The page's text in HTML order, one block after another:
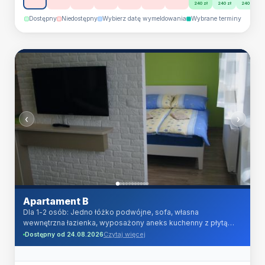
suszarka do włosów.
240 zł 240 zł 240 zł
Dostępny Niedostępny Wybierz datę wymeldowania Wybrane terminy
‹ ›
Apartament B
Dla 1-2 osób: Jedno łóżko podwójne, sofa, własna
wewnętrzna łazienka, wyposażony aneks kuchenny z płytą
indukcyjną, lodówka z zamrażarką, kuchenka mikrofalowa,
czajnik elektryczny, TV LCD HD 32 cale, TV kablowa (ponad
Dostępny od 24.08.2026Czytaj więcej